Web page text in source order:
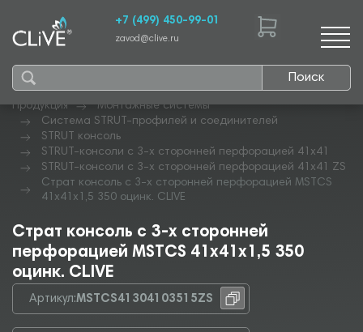
Поиск
+7 (499) 450-99-01
zavod@clive.ru
Продукция
Монтажные системы
Система STRUT-профилей и соединителей
STRUT консоль
STRUT-консоли с 3-х сторонней перфорацией 41х41
STRUT-консоли с 3-х сторонней перфорацией 41х41 ZS
Страт консоль с 3-х сторонней перфорацией MSTCS
41х41х1,5 350 оцинк. CLIVE
Страт консоль с 3-х сторонней
перфорацией MSTCS 41х41х1,5 350
оцинк. CLIVE
Артикул:MSTCS41304103515ZS